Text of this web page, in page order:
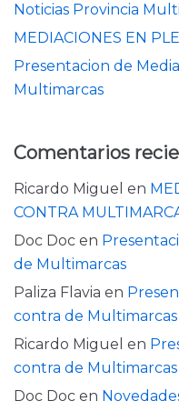
Noticias Provincia
MEDIACIONES EN
Presentacion de
Multimarcas
Comentarios
Ricardo Miguel en
CONTRA
Doc Doc en
de Multimarcas
Paliza Flavia en
contra de Multimarcas
Ricardo Miguel en
contra de Multimarcas
Doc Doc en